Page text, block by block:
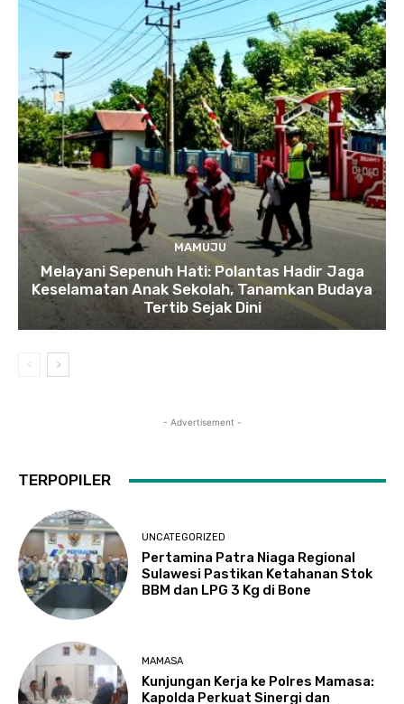
MAMUJU
Melayani Sepenuh Hati: Polantas Hadir Jaga
Keselamatan Anak Sekolah, Tanamkan Budaya
Tertib Sejak Dini
- Advertisement -
TERPOPILER
UNCATEGORIZED
Pertamina Patra Niaga Regional
Sulawesi Pastikan Ketahanan Stok
BBM dan LPG 3 Kg di Bone
MAMASA
Kunjungan Kerja ke Polres Mamasa:
Kapolda Perkuat Sinergi dan